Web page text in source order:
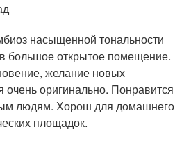
насыщенной тональности
большое открытое помещение.
желание новых
очень оригинально. Понравится
людям. Хорош для домашнего
площадок.